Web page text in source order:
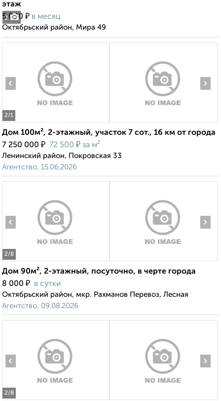
2
этаж
5 000 ₽ в месяц
Октябрьский район, Мира 49
2/1
‹ ›
Дом 100м², 2-этажный, участок 7 сот., 16 км от города
7 250 000 ₽ 72 500 ₽ за м²
Ленинский район, Покровская 33
Агентство, 15.06.2026
2/8
‹ ›
Дом 90м², 2-этажный, посуточно, в черте города
8 000 ₽ в сутки
Октябрьский район, мкр. Рахманов Перевоз, Лесная
Агентство, 09.08.2026
2/8
‹ ›